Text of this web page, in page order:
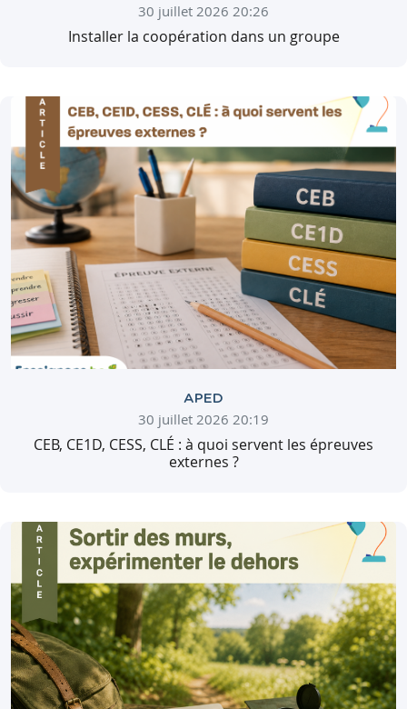
30 juillet 2026 20:26
Installer la coopération dans un groupe
APED
30 juillet 2026 20:19
CEB, CE1D, CESS, CLÉ : à quoi servent les épreuves
externes ?